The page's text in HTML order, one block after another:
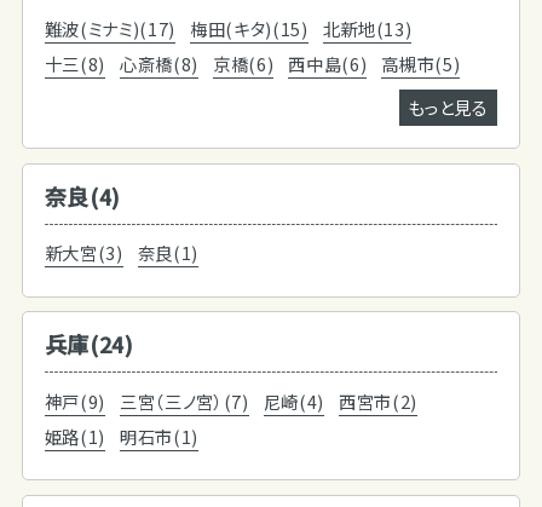
難波(ミナミ)(17) 梅田(キタ)(15)
北新地(13)
十三(8)
心斎橋(8) 京橋(6) 西中島(6)
高槻市(5)
もっと見る
奈良(4)
新大宮(3) 奈良(1)
兵庫(24)
神戸(9) 三宮（三ノ宮）(7) 尼崎(4)
西宮市(2)
姫路(1)
明石市(1)